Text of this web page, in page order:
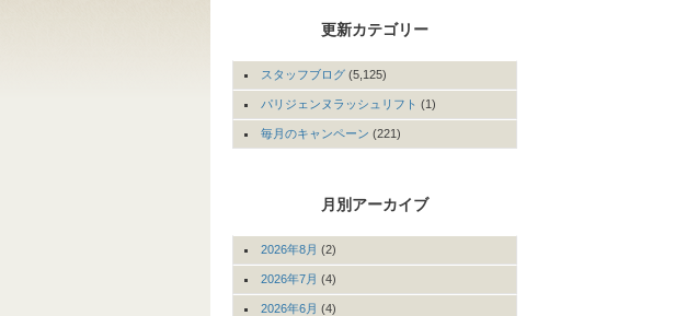
更新カテゴリー
スタッフブログ (5,125)
パリジェンヌラッシュリフト (1)
毎月のキャンペーン (221)
月別アーカイブ
2026年8月 (2)
2026年7月 (4)
2026年6月 (4)